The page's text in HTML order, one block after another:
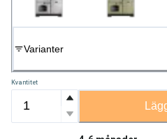
Varianter
Kvantitet